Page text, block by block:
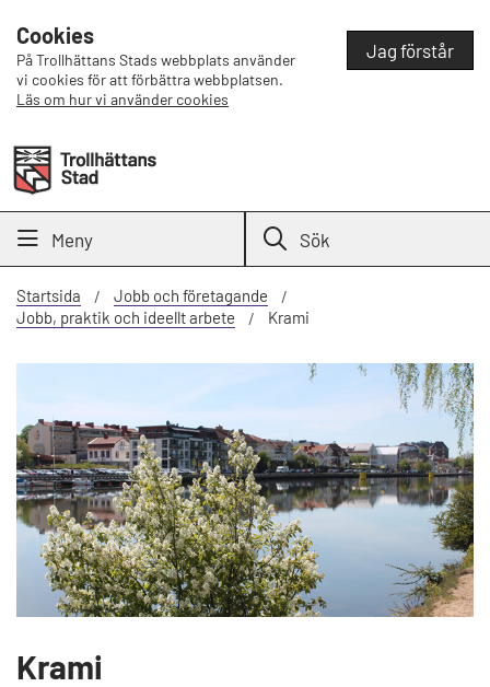
Cookies
På Trollhättans Stads webbplats använder
vi cookies för att förbättra webbplatsen.
Läs om hur vi använder cookies
Jag förstår
Meny Sök
Startsida
Jobb och företagande
Jobb, praktik och ideellt arbete
Krami
Krami